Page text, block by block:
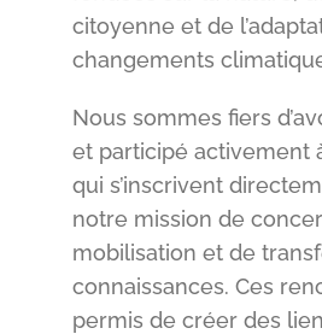
citoyenne et de
changements
Nous sommes fiers
et participé activement
qui s’inscrivent
notre mission de
mobilisation et de
connaissances. Ces
permis de créer des